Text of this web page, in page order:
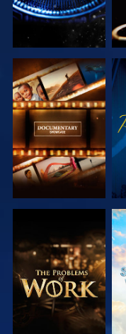
SERIE
ENTDECKEN
SERIE
ENTDECKEN